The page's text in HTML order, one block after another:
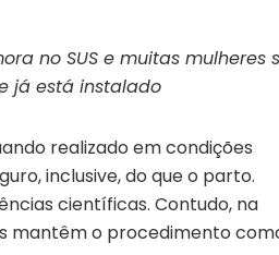
no SUS e muitas mulheres
já está instalado
realizado em condições
inclusive, do que o parto.
científicas. Contudo, na
mantêm o procedimento